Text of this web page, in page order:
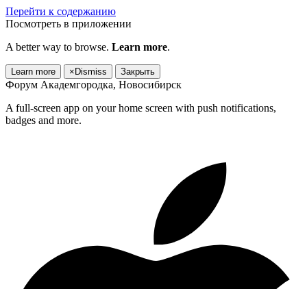
Перейти к содержанию
Посмотреть в приложении
A better way to browse. Learn more.
Learn more × Dismiss Закрыть
Форум Академгородка, Новосибирск
A full-screen app on your home screen with push notifications,
badges and more.